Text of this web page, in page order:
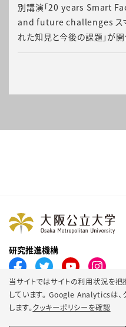
別講演「20 years Smart
and future challenges スマ
れた知見と今後の課題」が
当サイトではサイトの利用状況を
しています。 Google Analyticsは、
します。クッキーポリシーを確認
研究推進機構
プライバシーポリシー